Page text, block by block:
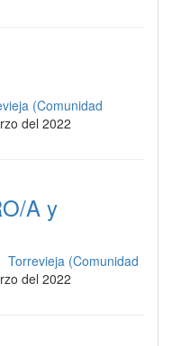
(Comunidad
del 2022
A y
Torrevieja (Comunidad
del 2022